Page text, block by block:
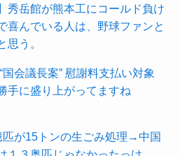
秀岳館が熊本工にコールド負け
喜んでいる人は、野球ファンと
思う。
国会議長案” 慰謝料支払い対象
手に盛り上がってますね
匹が15トンの生ごみ処理→中国